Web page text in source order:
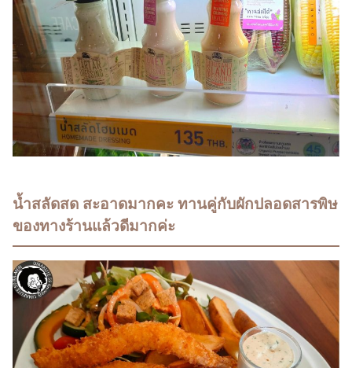
น้ำสลัดสด สะอาดมากคะ ทานคู่กับผักปลอดสารพิษ
ของทางร้านแล้วดีมากค่ะ